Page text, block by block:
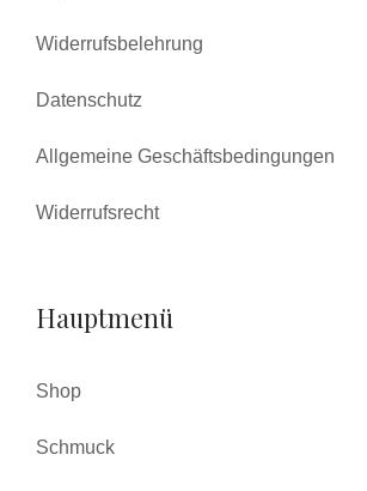
Widerrufsbelehrung
Datenschutz
Allgemeine Geschäftsbedingungen
Widerrufsrecht
Hauptmenü
Shop
Schmuck